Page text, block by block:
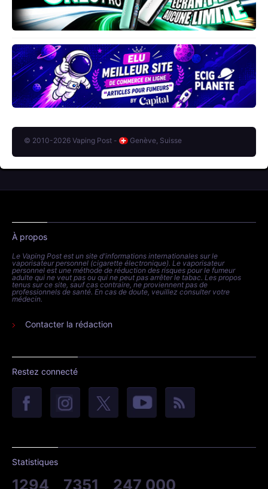
© 2010-2026 Vaping Post - Genève, Suisse
À propos
Le Vaping Post est un site d'informations internationales sur le
vaporisateur personnel (cigarette électronique). Le vaporisateur
personnel est une méthode de réduction des risques pour le fumeur
adulte qui ne veut pas ou qui ne peut pas arrêter le tabac. Les propos
tenus sur ce site, sauf cas contraire, ne proviennent pas de
professionnels de santé. En cas de doute, veuillez consulter votre
médecin.
Contacter la rédaction
Restez connecté
Statistiques
1294 7351 247 000